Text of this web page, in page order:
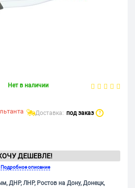
Нет в наличии
Доставка: под заказ ?
ДЕШЕВЛЕ!
Подробное описание
ДНР, ЛНР, Ростов на Дону, Донецк,